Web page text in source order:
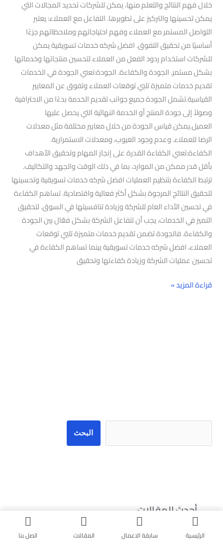
خلال فهم النتائج والتعلم منها، يمكن للشركات تحديد المجالات التي
يمكن تحسينها والتركيز على تطويرها. التفاعل مع العملاء: يعتبر
التواصل المستمر مع العملاء وفهم احتياجاتهم وملاحظاتهم جزءًا
أساسيًا من تحقيق التفوق. افضل شركه خدمات تسويقية يمكن
للشركات استخدام ردود الفعل من العملاء لتحسين منتجاتها وخدماتها
بشكل مستمر. الجودة والكفاءة. الجودة:تعني الجودة في الخدمات
تقديم خدمات متميزة تلبي توقعات العملاء وتفوق عن المعايير
القياسية.تشمل الجودة جميع جوانب تقديم الخدمة بدءًا من الاحترافية
وصولاً إلى جودة المنتج أو الخدمة النهائية التي يحصل عليها
العميل.يمكن قياس الجودة من خلال معايير مختلفة مثل معدلات
الرضا للعملاء. وعدم وجود العيوب، ومعدلات الاستمرارية.
الكفاءة:تعني الكفاءة القدرة على إنجاز المهام وتحقيق الأهداف
بأقل قدر ممكن من الموارد، بما في ذلك الوقت والجهد والتكاليف.
ترتبط الكفاءة بتنظيم العمليات افضل شركه خدمات تسويقية وتحسينها
لتحقيق النتائج المرجوة بشكل أكثر فعالية واقتصادية. تساهم الكفاءة
في تحسين الأداء العام للشركة وزيادة تنافسيتها في السوق. لتحقيق
التميز في الخدمات، يجب أن تتفاعل الشركة بشكل فعّال بين الجودة
والكفاءة. فالجودة تضمن تقديم خدمات متميزة تلبي توقعات
العملاء، افضل شركه خدمات تسويقية بينما تساهم الكفاءة في
تحسين عمليات الشركة وزيادة كفاءتها وتحقيق
قراءة المزيد »
البحث
أحدث المقالات
شركة برمجة في مصر
الرئيسية سابقة الاعمال المقالات اتصل بنا